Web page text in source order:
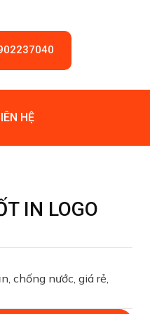
HỆ
IN LOGO
chống nước, giá rẻ,